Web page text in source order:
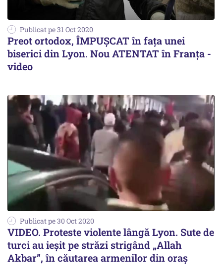
Publicat pe 31 Oct 2020
Preot ortodox, ÎMPUȘCAT în fața unei
biserici din Lyon. Nou ATENTAT în Franța -
video
Publicat pe 30 Oct 2020
VIDEO. Proteste violente lângă Lyon. Sute de
turci au ieșit pe străzi strigând „Allah
Akbar”, în căutarea armenilor din oraș